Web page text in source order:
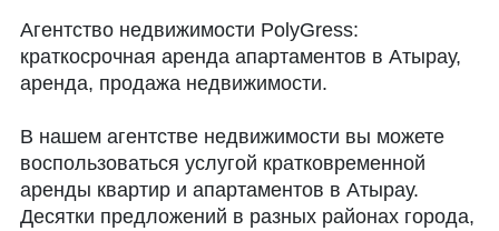
Агентство недвижимости PolyGress:
краткосрочная аренда апартаментов в Атырау,
аренда, продажа недвижимости.
В нашем агентстве недвижимости вы можете
воспользоваться услугой кратковременной
аренды квартир и апартаментов в Атырау.
Десятки предложений в разных районах города,